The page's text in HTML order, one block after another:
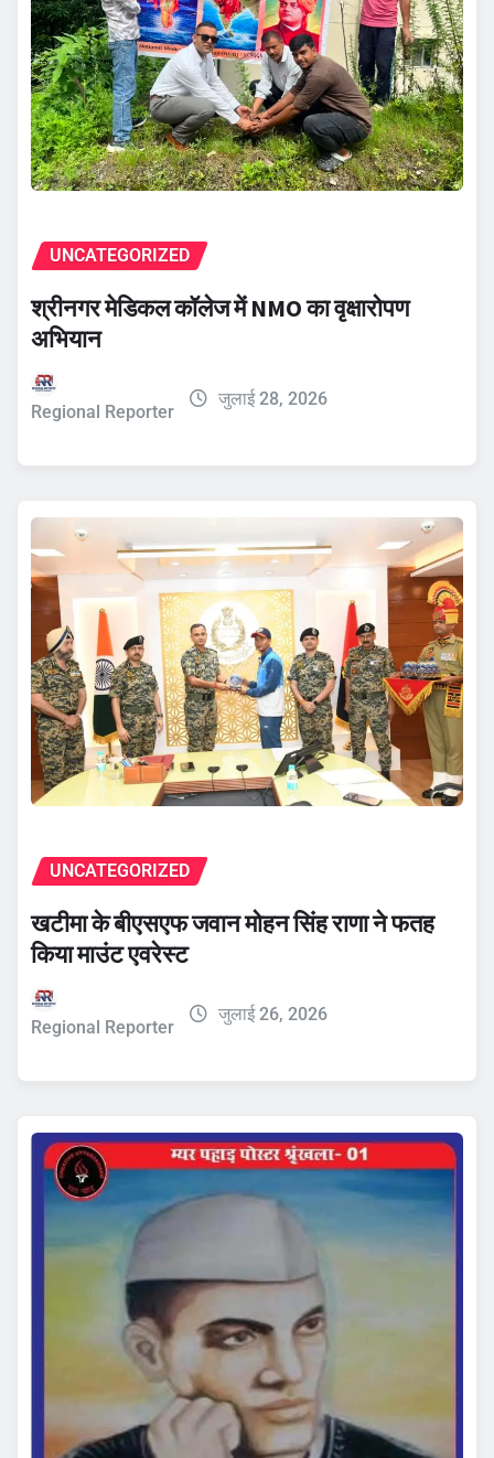
UNCATEGORIZED
श्रीनगर मेडिकल कॉलेज में NMO का वृक्षारोपण
अभियान
Regional Reporter
जुलाई 28, 2026
UNCATEGORIZED
खटीमा के बीएसएफ जवान मोहन सिंह राणा ने फतह
किया माउंट एवरेस्ट
Regional Reporter
जुलाई 26, 2026